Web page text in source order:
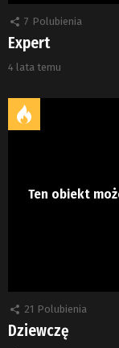
7 Polubienia
Expert
4 lata temu
Ten obiekt
21 Polubienia
Dziewczę